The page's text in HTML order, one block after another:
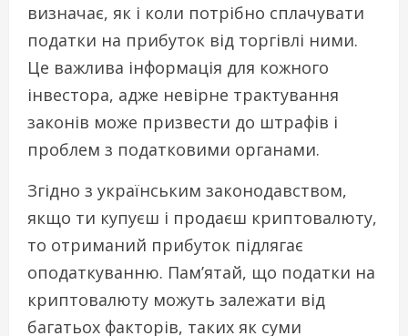
визначає, як і коли потрібно сплачувати
податки на прибуток від торгівлі ними.
Це важлива інформація для кожного
інвестора, адже невірне трактування
законів може призвести до штрафів і
проблем з податковими органами.
Згідно з українським законодавством,
якщо ти купуєш і продаєш криптовалюту,
то отриманий прибуток підлягає
оподаткуванню. Пам’ятай, що податки на
криптовалюту можуть залежати від
багатьох факторів, таких як суми